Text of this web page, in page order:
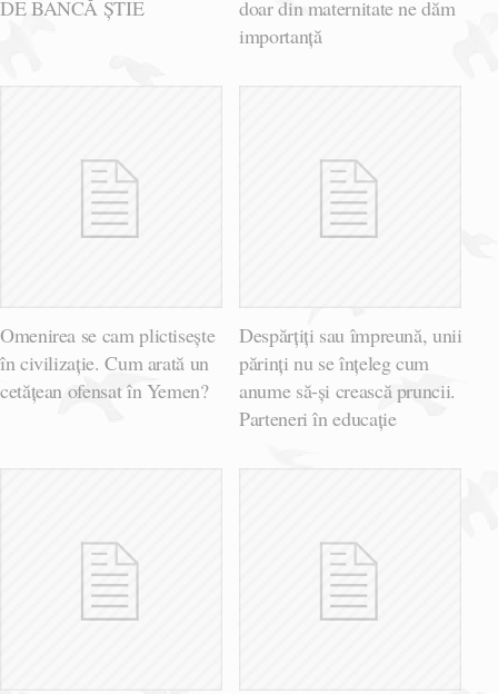
DE BANCĂ ȘTIE
doar din maternitate ne dăm
importanță
Omenirea se cam plictisește
în civilizație. Cum arată un
cetățean ofensat în Yemen?
Despărțiți sau împreună, unii
părinți nu se înțeleg cum
anume să-și crească pruncii.
Parteneri în educație